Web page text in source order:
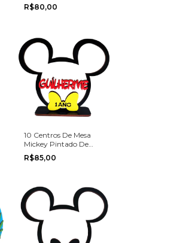
Festa Aniversário
R$80,00
10 Centros De Mesa
Mickey Pintado De
Preto Atras Aniversário
R$85,00